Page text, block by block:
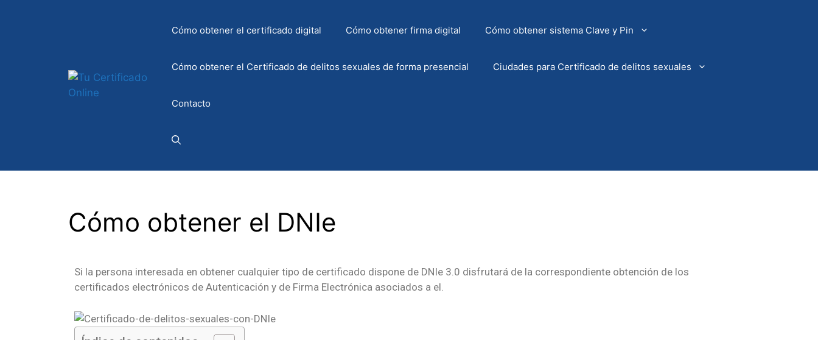
Cómo obtener el certificado digital Cómo obtener firma digital Cómo obtener sistema Clave y Pin
Cómo obtener el Certificado de delitos sexuales de forma presencial Ciudades para Certificado de delitos sexuales
Contacto
Cómo obtener el DNIe
Si la persona interesada en obtener cualquier tipo de certificado dispone de DNIe 3.0 disfrutará de la correspondiente obtención de los
certificados electrónicos de Autenticación y de Firma Electrónica asociados a el.